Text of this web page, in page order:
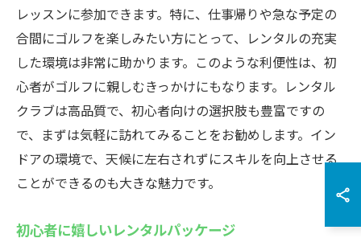
レッスンに参加できます。特に、仕事帰りや急な予定の
合間にゴルフを楽しみたい方にとって、レンタルの充実
した環境は非常に助かります。このような利便性は、初
心者がゴルフに親しむきっかけにもなります。レンタル
クラブは高品質で、初心者向けの選択肢も豊富ですの
で、まずは気軽に訪れてみることをお勧めします。イン
ドアの環境で、天候に左右されずにスキルを向上させる
ことができるのも大きな魅力です。
初心者に嬉しいレンタルパッケージ